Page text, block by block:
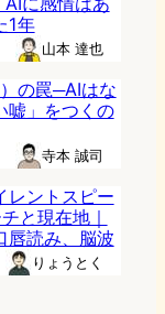
1年
山本 達也
の罠─AIはな
嘘」をつくの
寺本 誠司
レントスピー
と現在地｜
唇読み、脳波
りょうとく